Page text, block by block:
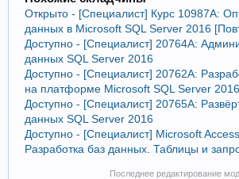
Открыто - [Специалист] Курс 10987A:
данных в Microsoft SQL Server 2016
Доступно - [Специалист] 20764А:
данных SQL Server 2016
Доступно - [Специалист] 20762A:
на платформе Microsoft SQL Server
Доступно - [Специалист] 20765А:
данных SQL Server 2016
Доступно - [Специалист] Microsoft
Разработка баз данных. Таблицы и
Последнее редактирование